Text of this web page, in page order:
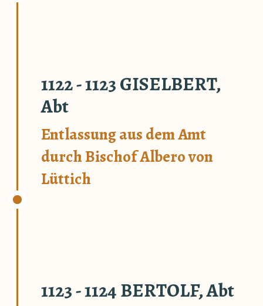
1122 - 1123 GISELBERT,
Abt
Entlassung aus dem Amt
durch Bischof Albero von
Lüttich
1123 - 1124 BERTOLF, Abt